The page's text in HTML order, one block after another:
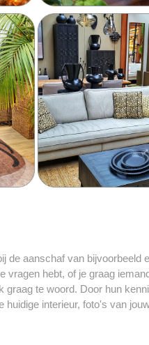
de aanschaf van bijvoorbeeld
vragen hebt, of je graag
te woord. Door hun
interieur, foto's van